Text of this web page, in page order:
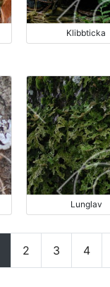
Klibbticka
Lunglav
2 3 4